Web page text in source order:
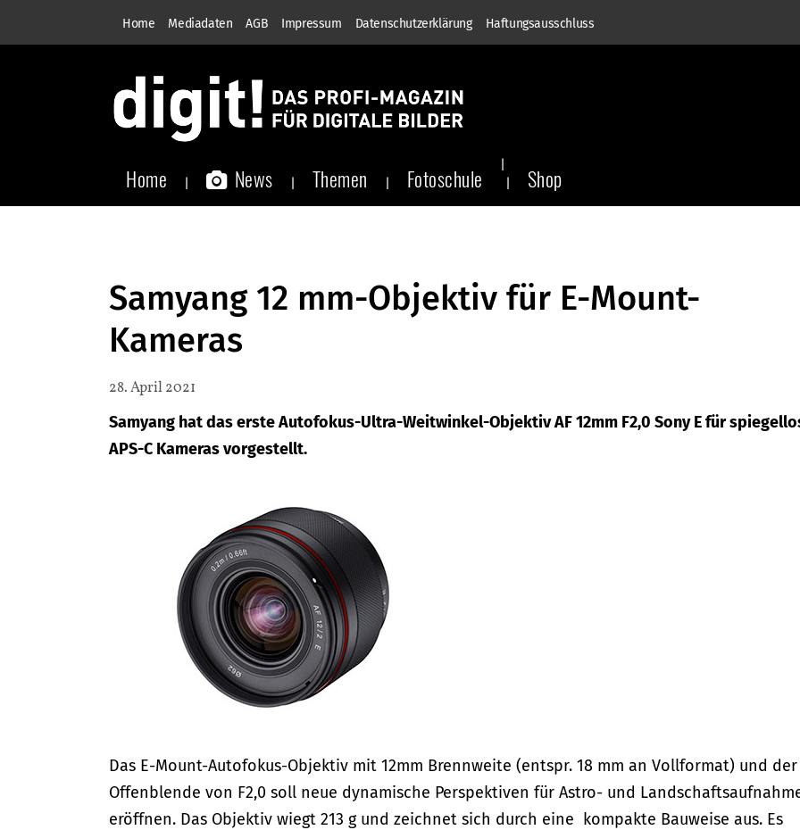
Home Mediadaten AGB Impressum Datenschutzerklärung Haftungsausschluss
Home News Themen Fotoschule Shop
Samyang 12 mm-Objektiv für E-Mount-
Kameras
28. April 2021
Samyang hat das erste Autofokus-Ultra-Weitwinkel-Objektiv AF 12mm F2,0 Sony E für
APS-C Kameras vorgestellt.
Das E-Mount-Autofokus-Objektiv mit 12mm Brennweite (entspr. 18 mm an Vollformat) und der
Offenblende von F2,0 soll neue dynamische Perspektiven für Astro- und
eröffnen. Das Objektiv wiegt 213 g und zeichnet sich durch eine kompakte Bauweise aus. Es